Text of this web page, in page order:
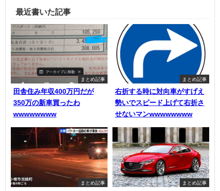
最近書いた記事
まとめ記事
田舎住み年収400万円だが
350万の新車買ったわ
wwwwwwww
まとめ記事
右折する時に対向車がすげえ
勢いでスピード上げて右折さ
せないマンwwwwwwww
まとめ記事 まとめ記事